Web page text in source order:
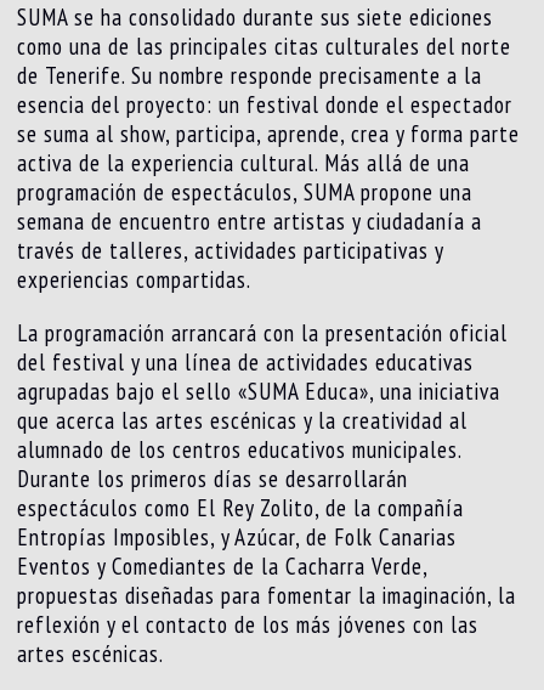
SUMA se ha consolidado durante sus siete ediciones
como una de las principales citas culturales del norte
de Tenerife. Su nombre responde precisamente a la
esencia del proyecto: un festival donde el espectador
se suma al show, participa, aprende, crea y forma parte
activa de la experiencia cultural. Más allá de una
programación de espectáculos, SUMA propone una
semana de encuentro entre artistas y ciudadanía a
través de talleres, actividades participativas y
experiencias compartidas.
La programación arrancará con la presentación oficial
del festival y una línea de actividades educativas
agrupadas bajo el sello «SUMA Educa», una iniciativa
que acerca las artes escénicas y la creatividad al
alumnado de los centros educativos municipales.
Durante los primeros días se desarrollarán
espectáculos como El Rey Zolito, de la compañía
Entropías Imposibles, y Azúcar, de Folk Canarias
Eventos y Comediantes de la Cacharra Verde,
propuestas diseñadas para fomentar la imaginación, la
reflexión y el contacto de los más jóvenes con las
artes escénicas.